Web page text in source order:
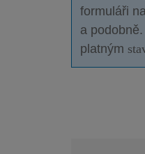
formuláři
a
platným